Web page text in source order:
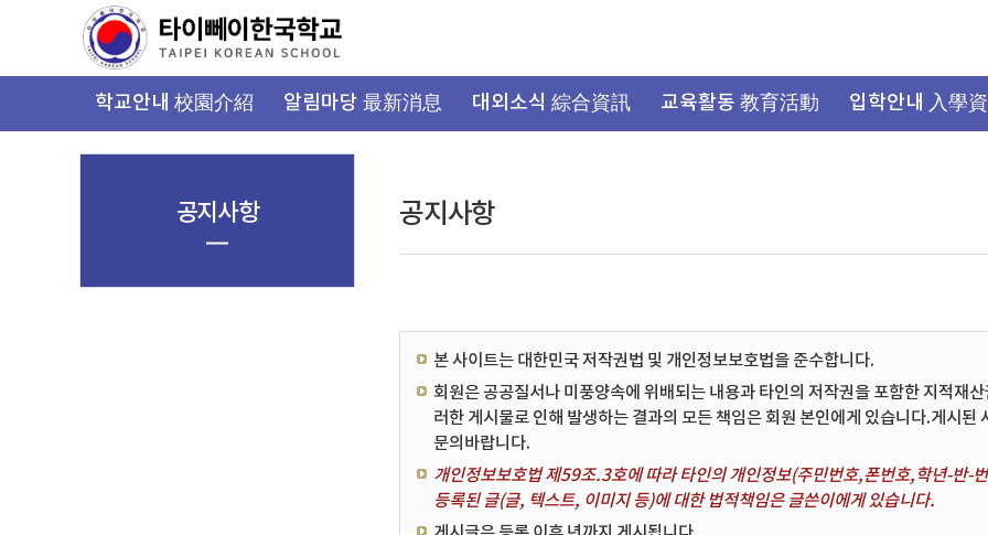
뉴
학교안내 校園介紹 알림마당 最新消息 대외소식 綜合資訊 교육활동 教育活動 입학안내 入學
공지사항
본 사이트는 대한민국 저작권법 및 개인정보보호법을 준수합니다.
회원은 공공질서나 미풍양속에 위배되는 내용과 타인의 저작권을 포함한 지적재
러한 게시물로 인해 발생하는 결과의 모든 책임은 회원 본인에게 있습니다.게시
문의바랍니다.
개인정보보호법 제59조.3호에 따라 타인의 개인정보(주민번호,폰번호,학년-반-
등록된 글(글, 텍스트, 이미지 등)에 대한 법적책임은 글쓴이에게 있습니다.
공지사항